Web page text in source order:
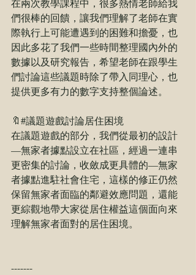
在兩次教學課程中，很多熱情老師給我
們很棒的回饋，讓我們理解了老師在實
際執行上可能遭遇到的困難和擔憂，也
因此多花了我們一些時間整理國內外的
數據以及研究報告，希望老師在跟學生
們討論這些議題時除了帶入同理心，也
提供更多有力的數字支持整個論述。
🔖#議題遊戲討論居住困境
在議題遊戲的部分，我們從最初的設計
—無家者據點設立在社區，經過一連串
更密集的討論，收斂成更具體的—無家
者據點進駐社會住宅，這樣的修正仍然
保留無家者面臨的鄰避效應問題，還能
更綜觀地帶大家從居住權益這個面向來
理解無家者面對的居住困境。
-------